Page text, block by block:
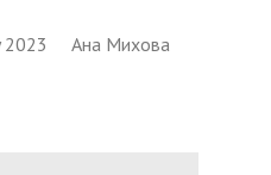
2023 Ана Михова